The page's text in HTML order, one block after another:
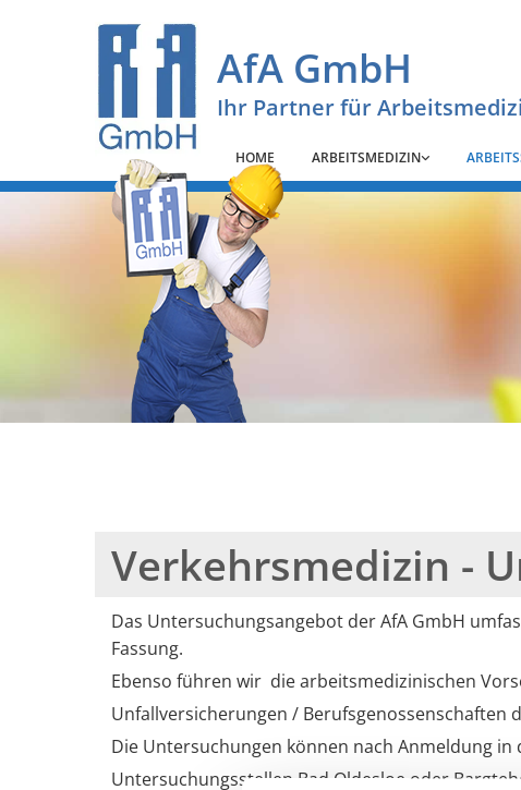
AfA GmbH
Ihr Partner für
HOME ARBEITSMEDIZIN
Verkehrsmedizin -
Das Untersuchungsangebot der AfA GmbH
Fassung.
Ebenso führen wir die arbeitsmedizinischen
Unfallversicherungen / Berufsgenossenschaften
Die Untersuchungen können nach Anmeldung in
Untersuchungsstellen Bad Oldesloe oder